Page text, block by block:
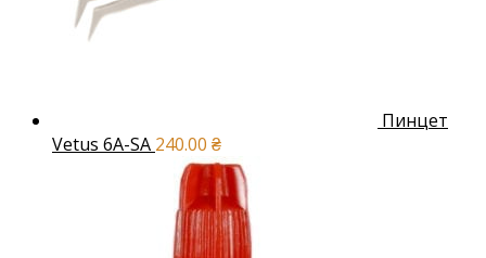
Пинцет
Vetus 6A-SA 240.00 ₴